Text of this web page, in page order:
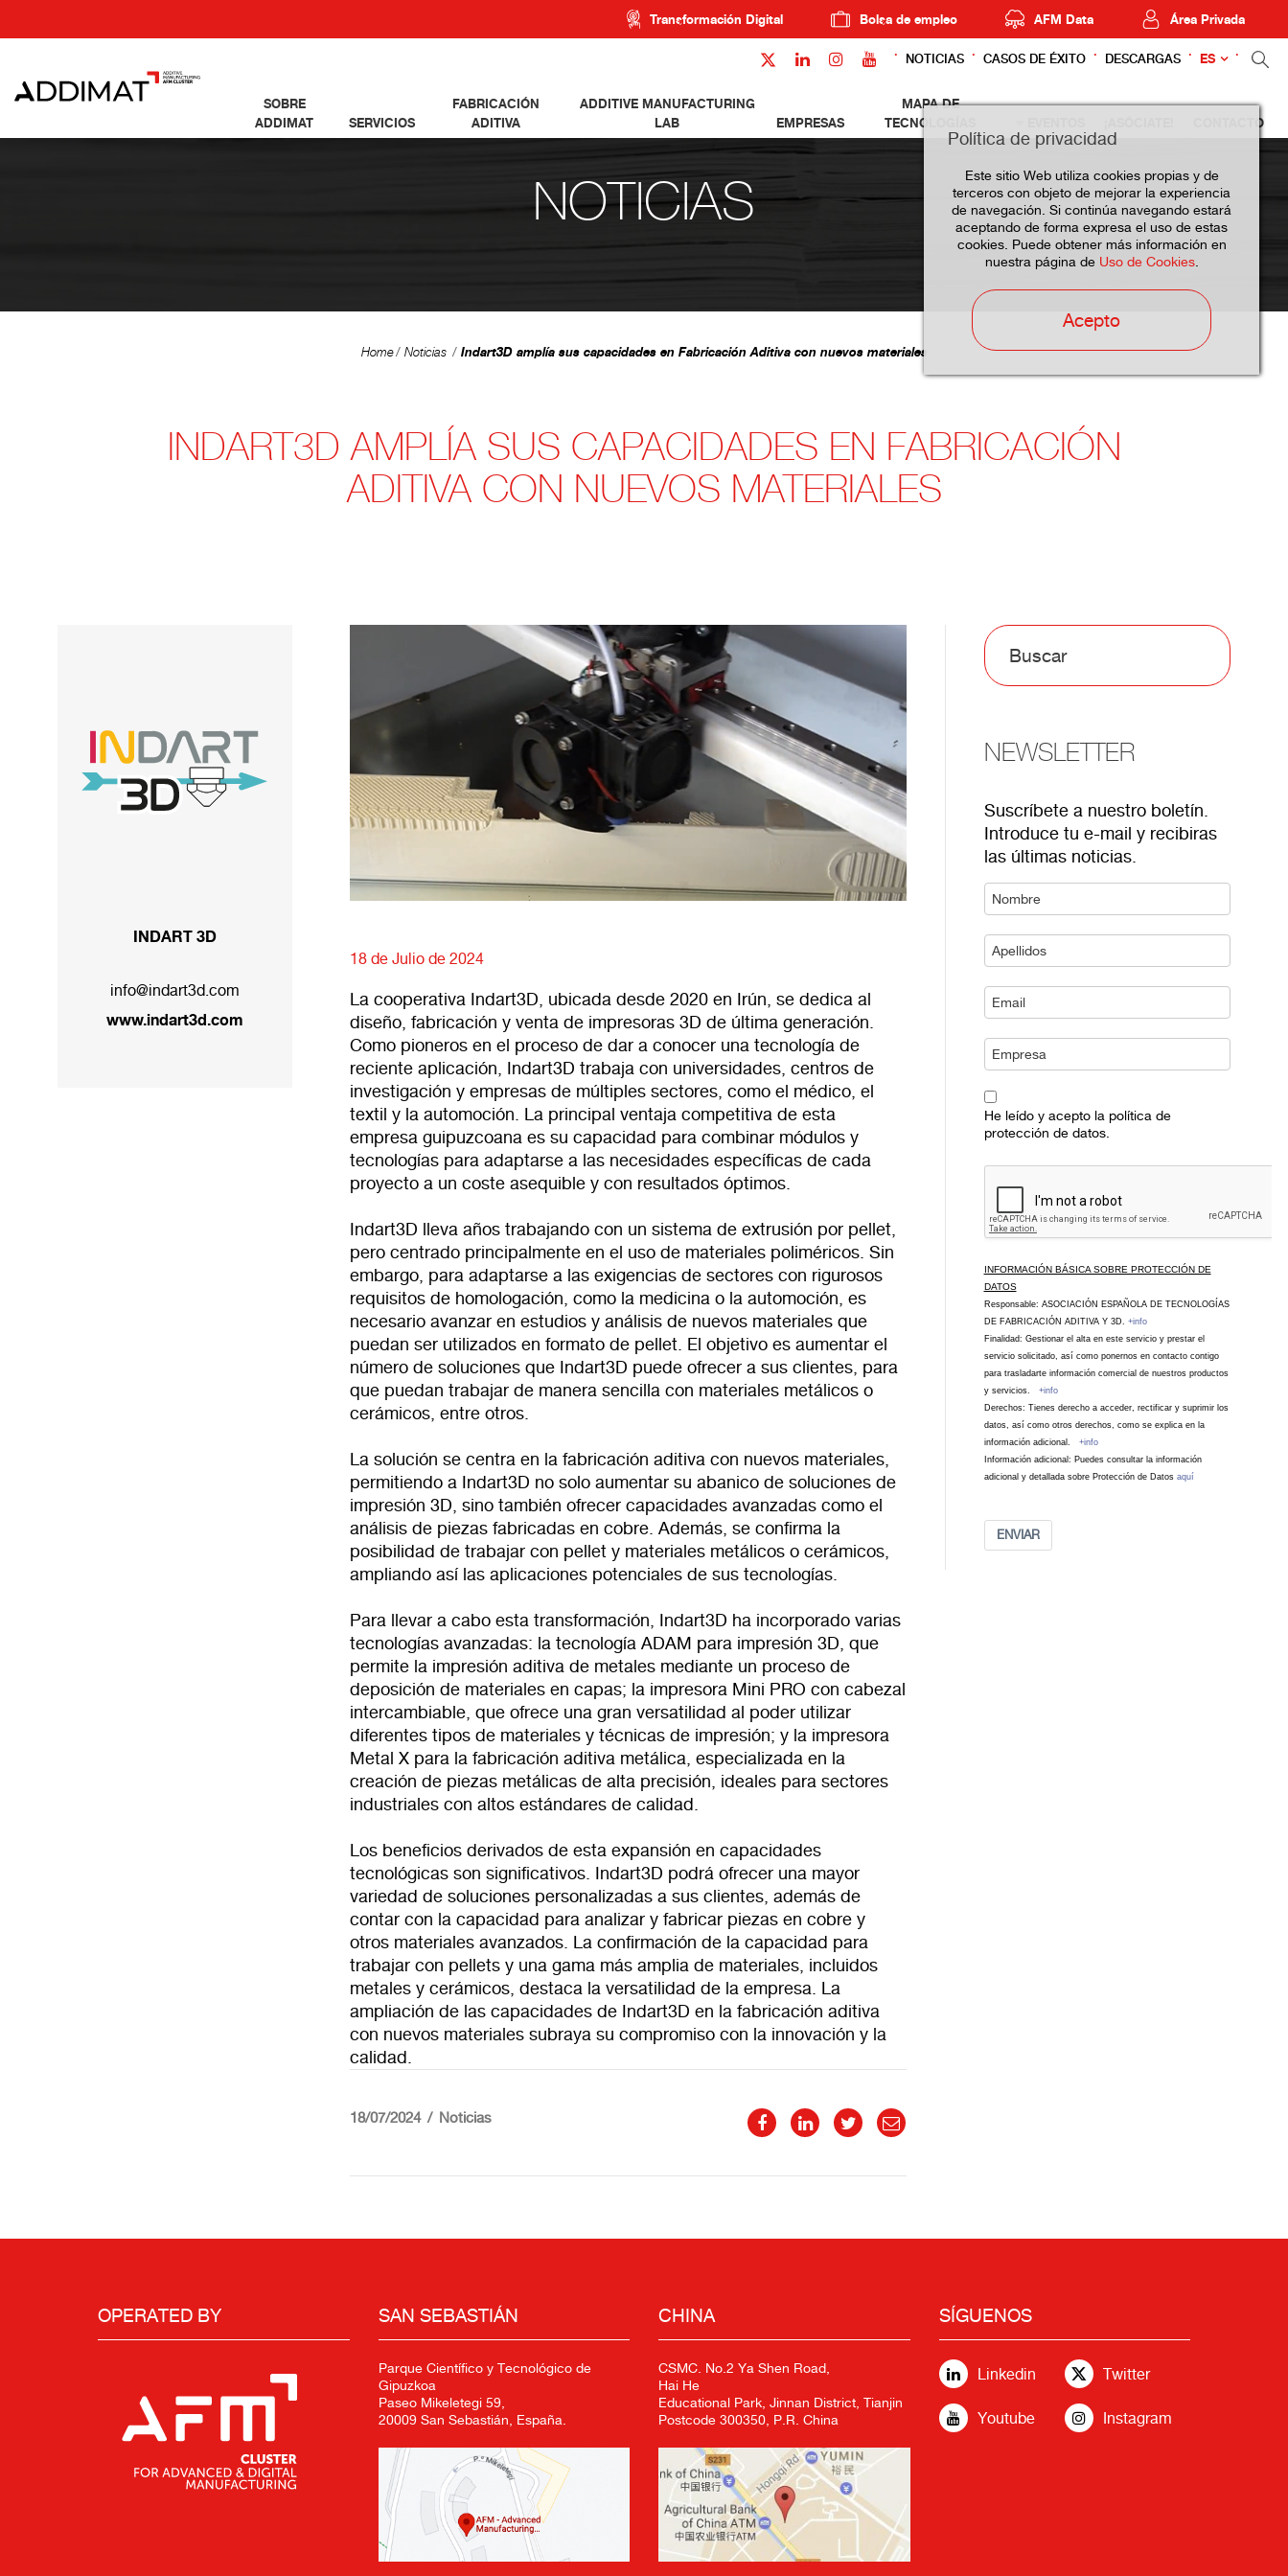
Transformación Digital Bolsa de empleo AFM Data Área Privada
NOTICIAS CASOS DE ÉXITO DESCARGAS ES
SOBRE
ADDIMAT
SERVICIOS
FABRICACIÓN
ADITIVA
ADDITIVE MANUFACTURING
LAB
EMPRESAS
MAPA DE
TECNOLOGÍAS
CONTACTO
Política de privacidad
Este sitio Web utiliza cookies propias y de
terceros con objeto de mejorar la experiencia
de navegación. Si continúa navegando estará
aceptando de forma expresa el uso de estas
cookies. Puede obtener más información en
nuestra página de Uso de Cookies.
Acepto
NOTICIAS
Home Noticias Indart3D amplía sus capacidades en Fabricación Aditiva con nuevos materiales
INDART3D AMPLÍA SUS CAPACIDADES EN FABRICACIÓN
ADITIVA CON NUEVOS MATERIALES
18 de Julio de 2024
La cooperativa Indart3D, ubicada desde 2020 en Irún, se dedica al
diseño, fabricación y venta de impresoras 3D de última generación.
Como pioneros en el proceso de dar a conocer una tecnología de
reciente aplicación, Indart3D trabaja con universidades, centros de
investigación y empresas de múltiples sectores, como el médico, el
textil y la automoción. La principal ventaja competitiva de esta
empresa guipuzcoana es su capacidad para combinar módulos y
tecnologías para adaptarse a las necesidades específicas de cada
proyecto a un coste asequible y con resultados óptimos.
Indart3D lleva años trabajando con un sistema de extrusión por pellet,
pero centrado principalmente en el uso de materiales poliméricos. Sin
embargo, para adaptarse a las exigencias de sectores con rigurosos
requisitos de homologación, como la medicina o la automoción, es
necesario avanzar en estudios y análisis de nuevos materiales que
puedan ser utilizados en formato de pellet. El objetivo es aumentar el
número de soluciones que Indart3D puede ofrecer a sus clientes, para
que puedan trabajar de manera sencilla con materiales metálicos o
cerámicos, entre otros.
La solución se centra en la fabricación aditiva con nuevos materiales,
permitiendo a Indart3D no solo aumentar su abanico de soluciones de
impresión 3D, sino también ofrecer capacidades avanzadas como el
análisis de piezas fabricadas en cobre. Además, se confirma la
posibilidad de trabajar con pellet y materiales metálicos o cerámicos,
ampliando así las aplicaciones potenciales de sus tecnologías.
Para llevar a cabo esta transformación, Indart3D ha incorporado varias
tecnologías avanzadas: la tecnología ADAM para impresión 3D, que
permite la impresión aditiva de metales mediante un proceso de
deposición de materiales en capas; la impresora Mini PRO con cabezal
intercambiable, que ofrece una gran versatilidad al poder utilizar
diferentes tipos de materiales y técnicas de impresión; y la impresora
Metal X para la fabricación aditiva metálica, especializada en la
creación de piezas metálicas de alta precisión, ideales para sectores
industriales con altos estándares de calidad.
Los beneficios derivados de esta expansión en capacidades
tecnológicas son significativos. Indart3D podrá ofrecer una mayor
variedad de soluciones personalizadas a sus clientes, además de
contar con la capacidad para analizar y fabricar piezas en cobre y
otros materiales avanzados. La confirmación de la capacidad para
trabajar con pellets y una gama más amplia de materiales, incluidos
metales y cerámicos, destaca la versatilidad de la empresa. La
ampliación de las capacidades de Indart3D en la fabricación aditiva
con nuevos materiales subraya su compromiso con la innovación y la
calidad.
18/07/2024 Noticias
INDART 3D
info@indart3d.com
www.indart3d.com
NEWSLETTER
Suscríbete a nuestro boletín.
Introduce tu e-mail y recibiras
las últimas noticias.
He leído y acepto la política de
protección de datos.
INFORMACIÓN BÁSICA SOBRE PROTECCIÓN DE
DATOS
Responsable: ASOCIACIÓN ESPAÑOLA DE TECNOLOGÍAS
DE FABRICACIÓN ADITIVA Y 3D. +info
Finalidad: Gestionar el alta en este servicio y prestar el
servicio solicitado, así como ponernos en contacto contigo
para trasladarte información comercial de nuestros productos
y servicios. +info
Derechos: Tienes derecho a acceder, rectificar y suprimir los
datos, así como otros derechos, como se explica en la
información adicional. +info
Información adicional: Puedes consultar la información
adicional y detallada sobre Protección de Datos aquí
ENVIAR
OPERATED BY SAN SEBASTIÁN
Parque Científico y Tecnológico de
Gipuzkoa
Paseo Mikeletegi 59,
20009 San Sebastián, España.
CHINA
CSMC. No.2 Ya Shen Road,
Hai He
Educational Park, Jinnan District, Tianjin
Postcode 300350, P.R. China
SÍGUENOS
Linkedin Twitter
Youtube Instagram